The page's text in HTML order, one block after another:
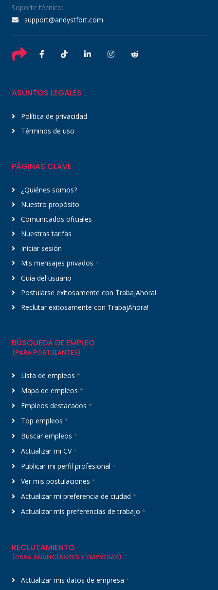
Soporte técnico:
support@andystfort.com
ASUNTOS LEGALES
Política de privacidad
Términos de uso
PÁGINAS CLAVE
¿Quiénes somos?
Nuestro propósito
Comunicados oficiales
Nuestras tarifas
Iniciar sesión
Mis mensajes privados *
Guía del usuario
Postularse exitosamente con TrabajAhora!
Reclutar exitosamente con TrabajAhora!
BÚSQUEDA DE EMPLEO
(PARA POSTULANTES)
Lista de empleos *
Mapa de empleos *
Empleos destacados *
Top empleos *
Buscar empleos *
Actualizar mi CV*
Publicar mi perfil profesional *
Ver mis postulaciones *
Actualizar mi preferencia de ciudad *
Actualizar mis preferencias de trabajo *
RECLUTAMIENTO
(PARA ANUNCIANTES Y EMPRESAS)
Actualizar mis datos de empresa *